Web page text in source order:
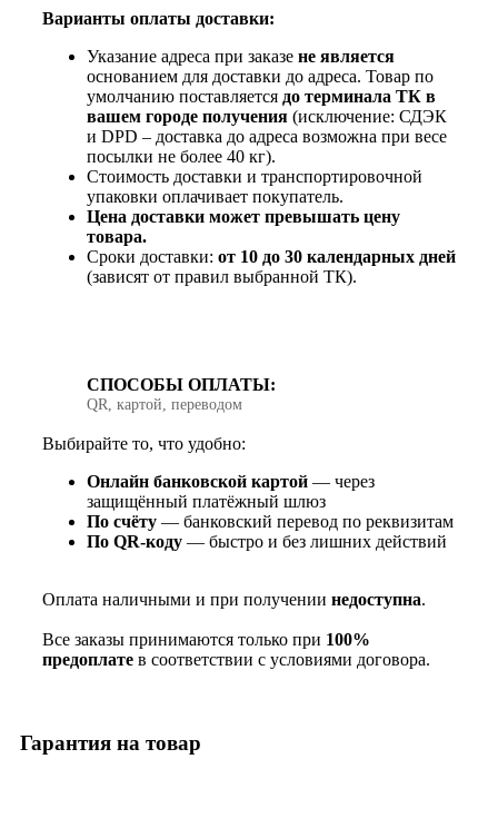
Варианты оплаты доставки:
Указание адреса при заказе не является
основанием для доставки до адреса. Товар по
умолчанию поставляется до терминала ТК в
вашем городе получения (исключение: СДЭК
и DPD – доставка до адреса возможна при весе
посылки не более 40 кг).
Стоимость доставки и транспортировочной
упаковки оплачивает покупатель.
Цена доставки может превышать цену
товара.
Сроки доставки: от 10 до 30 календарных дней
(зависят от правил выбранной ТК).
СПОСОБЫ ОПЛАТЫ:
QR, картой, переводом
Выбирайте то, что удобно:
Онлайн банковской картой — через
защищённый платёжный шлюз
По счёту — банковский перевод по реквизитам
По QR‑коду — быстро и без лишних действий
Оплата наличными и при получении недоступна.
Все заказы принимаются только при 100%
предоплате в соответствии с условиями договора.
Гарантия на товар